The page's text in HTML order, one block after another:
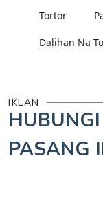
Tortor
Dalihan Na
IKLAN
PASANG